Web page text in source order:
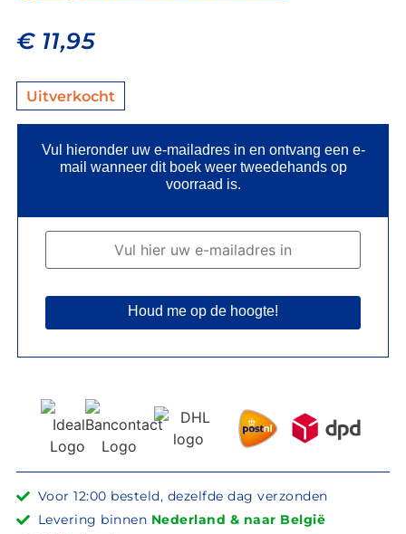
€11,95
Uitverkocht
Vul hieronder uw e-mailadres in en ontvang een e-
mail wanneer dit boek weer tweedehands op
voorraad is.
Houd me op de hoogte!
Voor 12:00 besteld, dezelfde dag verzonden
Levering binnen Nederland & naar België